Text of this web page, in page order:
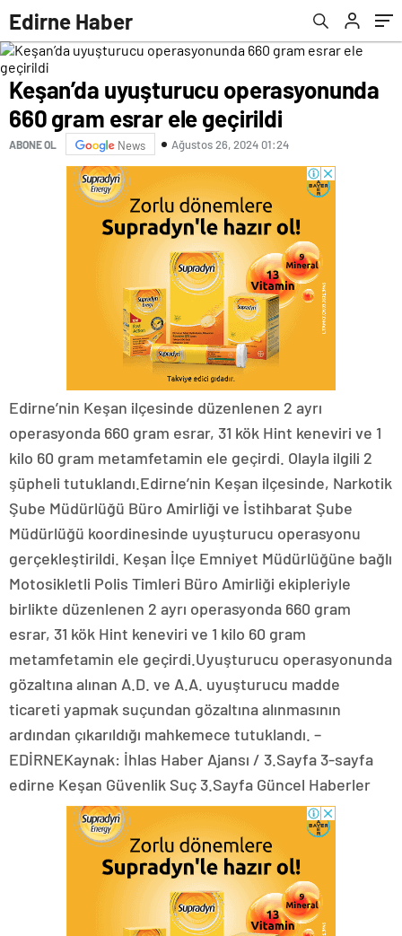
Edirne Haber
Keşan’da uyuşturucu operasyonunda
660 gram esrar ele geçirildi
ABONE OL News Ağustos 26, 2024 01:24
Edirne’nin Keşan ilçesinde düzenlenen 2 ayrı
operasyonda 660 gram esrar, 31 kök Hint keneviri ve 1
kilo 60 gram metamfetamin ele geçirdi. Olayla ilgili 2
şüpheli tutuklandı.Edirne’nin Keşan ilçesinde, Narkotik
Şube Müdürlüğü Büro Amirliği ve İstihbarat Şube
Müdürlüğü koordinesinde uyuşturucu operasyonu
gerçekleştirildi. Keşan İlçe Emniyet Müdürlüğüne bağlı
Motosikletli Polis Timleri Büro Amirliği ekipleriyle
birlikte düzenlenen 2 ayrı operasyonda 660 gram
esrar, 31 kök Hint keneviri ve 1 kilo 60 gram
metamfetamin ele geçirdi.Uyuşturucu operasyonunda
gözaltına alınan A.D. ve A.A. uyuşturucu madde
ticareti yapmak suçundan gözaltına alınmasının
ardından çıkarıldığı mahkemece tutuklandı. –
EDİRNEKaynak: İhlas Haber Ajansı / 3.Sayfa 3-sayfa
edirne Keşan Güvenlik Suç 3.Sayfa Güncel Haberler